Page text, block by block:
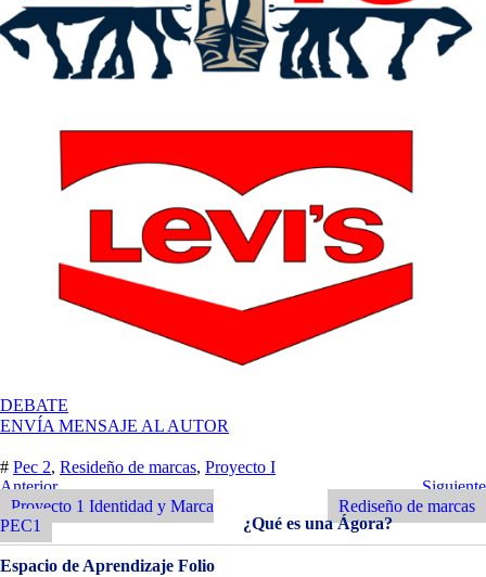
DEBATE
LEVI’S
ENVÍA MENSAJE AL AUTOR
# Pec 2, Resideño de marcas, Proyecto I
Navegación
de
entradas
Entrada
Anterior
Anterior
Proyecto 1 Identidad y Marca
PEC1
Siguiente
Entrada
Siguiente
Rediseño de marcas
¿Qué es una Ágora?
Espacio de Aprendizaje Folio